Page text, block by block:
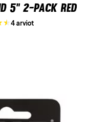
5" 2-Pack Red
4 arviot